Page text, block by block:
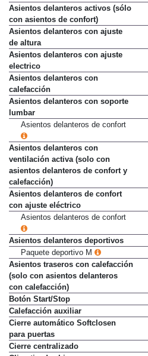
Aire acondicionado
Asientos delanteros activos (sólo
con asientos de confort)
Asientos delanteros con ajuste
de altura
Asientos delanteros con ajuste
electrico
Asientos delanteros con
calefacción
Asientos delanteros con soporte
lumbar
Asientos delanteros de confort
Asientos delanteros con
ventilación activa (solo con
asientos delanteros de confort y
calefacción)
Asientos delanteros de confort
con ajuste eléctrico
Asientos delanteros de confort
Asientos delanteros deportivos
Paquete deportivo M
Asientos traseros con calefacción
(solo con asientos delanteros
con calefacción)
Botón Start/Stop
Calefacción auxiliar
Cierre automático Softclosen
para puertas